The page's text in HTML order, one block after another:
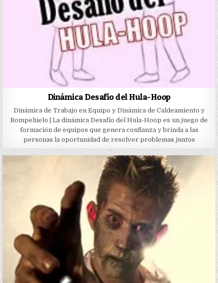
Dinámica Desafío del Hula-Hoop
Dinámica de Trabajo en Equipo y Dinámica de Caldeamiento y
Rompehielo | La dinámica Desafío del Hula-Hoop es un juego de
formación de equipos que genera confianza y brinda a las
personas la oportunidad de resolver problemas juntos